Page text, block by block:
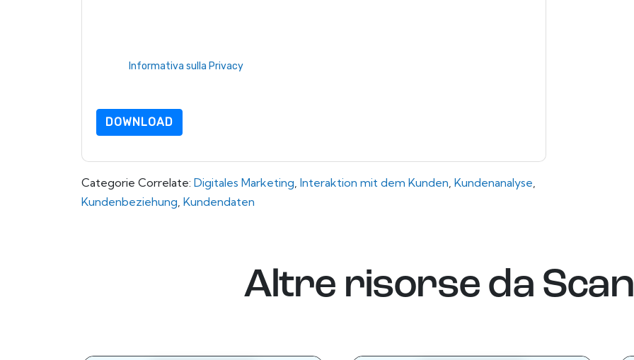
Informativa sulla Privacy.In caso di ulteriori domande, inviare un'e-mail
DOWNLOAD
Categorie Correlate: Digitales Marketing, Interaktion mit dem Kunden, Kundenanalyse,
Kundenbeziehung, Kundendaten
Altre risorse da